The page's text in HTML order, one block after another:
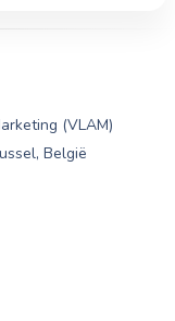
(VLAM)
België